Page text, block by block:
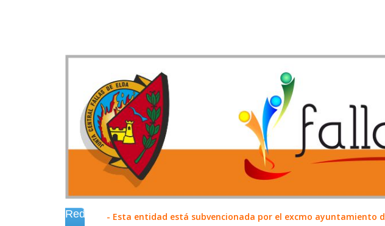
- Esta entidad está subvencionada por el excmo ayuntamiento
Redes